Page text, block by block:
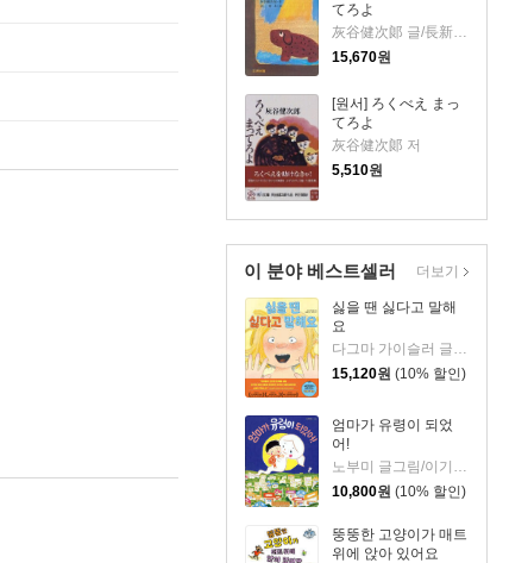
てろよ
灰谷健次郞 글/長新太 그림
15,670원
[원서] ろくべえ まっ
てろよ
灰谷健次郞 저
5,510원
이 분야 베스트셀러
싫을 땐 싫다고 말해
요
다그마 가이슬러 글/박소영 역
15,120원 (10% 할인)
엄마가 유령이 되었
어!
노부미 글그림/이기웅 역
10,800원 (10% 할인)
뚱뚱한 고양이가 매트
위에 앉아 있어요
더보기